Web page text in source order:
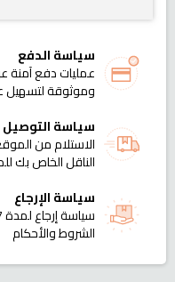
سياسة الدفع
عمليات دفع آمنة
وموثوقة لتسهيل
سياسة التوصيل
الاستلام من
الناقل الخاص بك
سياسة الإرجاع
الشروط والأحكام